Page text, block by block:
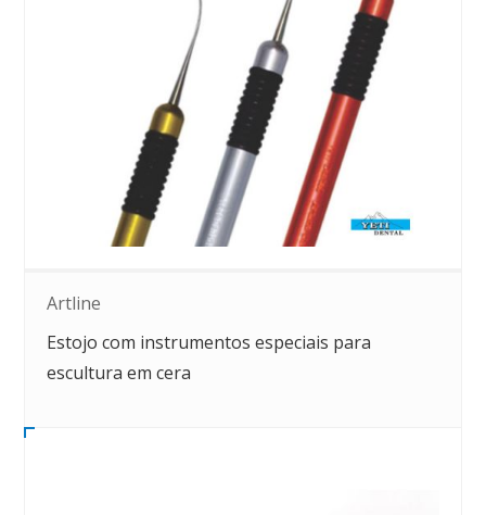
Artline
Estojo com instrumentos especiais para
escultura em cera